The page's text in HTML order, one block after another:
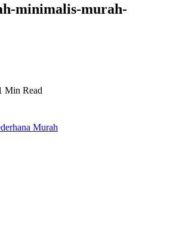
minimalis-murah-
Min Read